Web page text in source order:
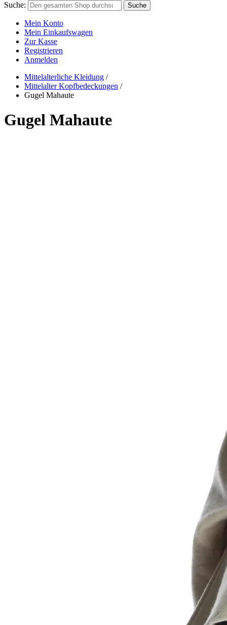
Suche: Suche
Mein Konto
Mein Einkaufswagen
Zur Kasse
Registrieren
Anmelden
Mittelalterliche Kleidung /
Mittelalter Kopfbedeckungen /
Gugel Mahaute
Gugel Mahaute